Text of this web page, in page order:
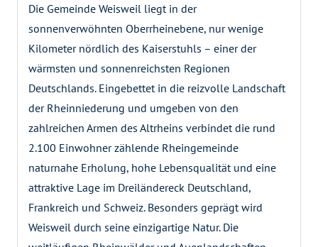
Die Gemeinde Weisweil liegt in der
sonnenverwöhnten Oberrheinebene, nur wenige
Kilometer nördlich des Kaiserstuhls – einer der
wärmsten und sonnenreichsten Regionen
Deutschlands. Eingebettet in die reizvolle Landschaft
der Rheinniederung und umgeben von den
zahlreichen Armen des Altrheins verbindet die rund
2.100 Einwohner zählende Rheingemeinde
naturnahe Erholung, hohe Lebensqualität und eine
attraktive Lage im Dreiländereck Deutschland,
Frankreich und Schweiz. Besonders geprägt wird
Weisweil durch seine einzigartige Natur. Die